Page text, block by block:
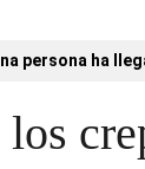
persona ha